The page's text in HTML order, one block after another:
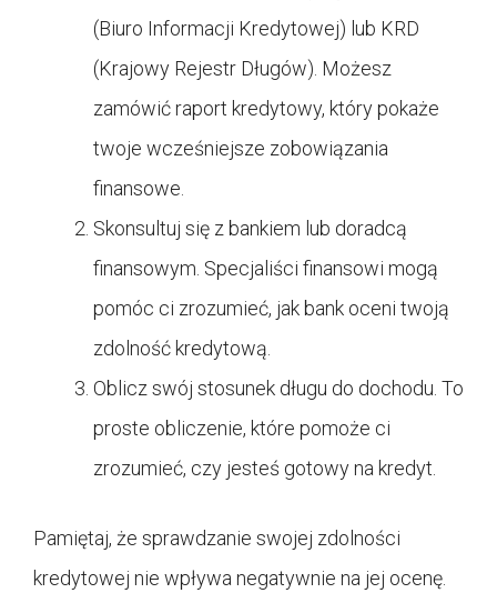
(Biuro Informacji Kredytowej) lub KRD
(Krajowy Rejestr Długów). Możesz
zamówić raport kredytowy, który pokaże
twoje wcześniejsze zobowiązania
finansowe.
Skonsultuj się z bankiem lub doradcą
finansowym. Specjaliści finansowi mogą
pomóc ci zrozumieć, jak bank oceni twoją
zdolność kredytową.
Oblicz swój stosunek długu do dochodu. To
proste obliczenie, które pomoże ci
zrozumieć, czy jesteś gotowy na kredyt.
Pamiętaj, że sprawdzanie swojej zdolności
kredytowej nie wpływa negatywnie na jej ocenę.